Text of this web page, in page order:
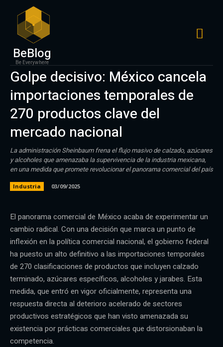
BeBlog
Be Everywhere
Golpe decisivo: México cancela
importaciones temporales de
270 productos clave del
mercado nacional
La administración Sheinbaum frena el flujo masivo de calzado, azúcares
y alcoholes que amenazaba la supervivencia de la industria mexicana,
en una medida que promete revolucionar el panorama comercial del país
Industria 03/09/2025
El panorama comercial de México acaba de experimentar un
cambio radical. Con una decisión que marca un punto de
inflexión en la política comercial nacional, el gobierno federal
ha puesto un alto definitivo a las importaciones temporales
de 270 clasificaciones de productos que incluyen calzado
terminado, azúcares específicos, alcoholes y jarabes. Esta
medida, que entró en vigor oficialmente, representa una
respuesta directa al deterioro acelerado de sectores
productivos estratégicos que han visto amenazada su
existencia por prácticas comerciales que distorsionaban la
competencia.